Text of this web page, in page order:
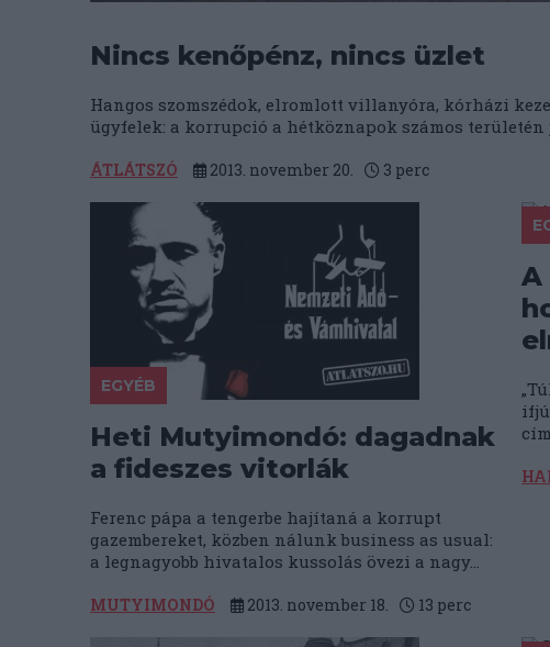
Nincs kenőpénz, nincs üzlet
Hangos szomszédok, elromlott villanyóra, kórházi
ügyfelek: a korrupció a hétköznapok számos területén
ÁTLÁTSZÓ 2013. november 20. 3 perc
EGYÉB
Heti Mutyimondó: dagadnak
a fideszes vitorlák
Ferenc pápa a tengerbe hajítaná a korrupt
gazembereket, közben nálunk business as usual:
a legnagyobb hivatalos kussolás övezi a nagy...
MUTYIMONDÓ 2013. november 18. 13 perc
A